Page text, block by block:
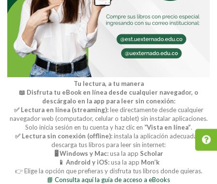
Tu lectura, a tu manera
📖 Disfruta tu eBook en línea desde cualquier navegador, o
descárgalo en la app para leer sin conexión:
✅ Lectura en línea (streaming):lee directamente desde cualquier
navegador web (computador, celular o tablet) sin instalar aplicaciones.
Solo inicia sesión en tu cuenta y haz clic en “Vista en línea”.
✅ Lectura sin conexión (offline):instala la aplicación adecuada y
descarga tus libros para leer sin internet:
🖥️ Windows y Mac:usa la app Scholar
📱 Android y iOS:usa la app Mon’k
👉 Elige la opción que prefieras y disfruta tus libros donde quieras.
📘 Consulta aquí la guía de acceso a eBooks